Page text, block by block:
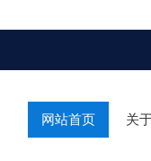
网站首页 关